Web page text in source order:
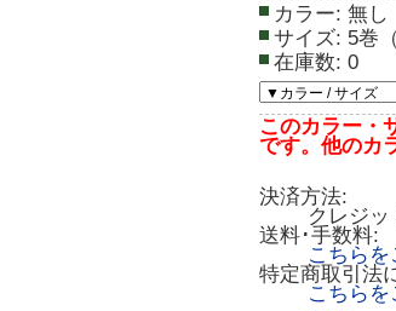
カラー: 無し
サイズ: 5巻
在庫数: 0
このカラー・
です。他のカ
決済方法:
クレジ
送料･手数料:
こちら
特定商取引法
こちら